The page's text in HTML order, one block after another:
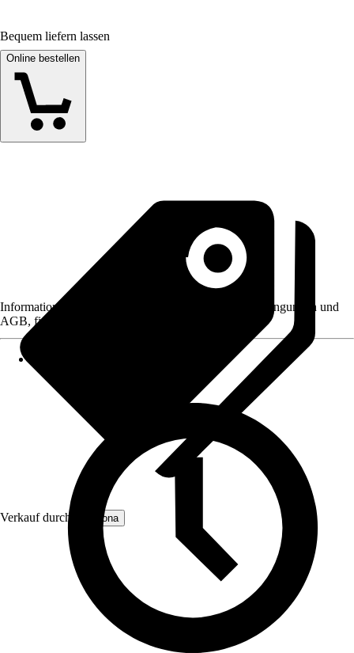
Bequem liefern lassen
Online bestellen
Verkauf durch: Gabiona
Informationen des Verkäufers, wie z. B. Rückgabebedingungen und
AGB, finden Sie bei Klick auf den Verkäufernamen.